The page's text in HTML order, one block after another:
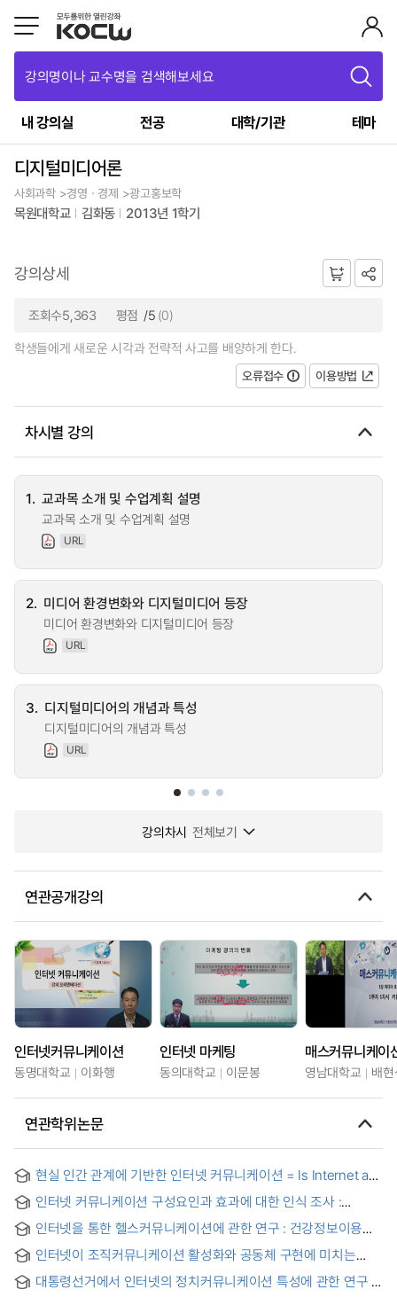
강의명이나 교수명을 검색해보세요
내 강의실 전공 대학/기관 테마
디지털미디어론
사회과학 >경영ㆍ경제 >광고홍보학
목원대학교 김화동 2013년 1학기
강의상세
조회수5,363 평점 /5 (0)
학생들에게 새로운 시각과 전략적 사고를 배양하게 한다.
오류접수
이용방법
차시별 강의
1. 교과목 소개 및 수업계획 설명
교과목 소개 및 수업계획 설명
URL
2. 미디어 환경변화와 디지털미디어 등장
미디어 환경변화와 디지털미디어 등장
URL
3. 디지털미디어의 개념과 특성
디지털미디어의 개념과 특성
URL
강의차시 전체보기
연관공개강의
인터넷커뮤니케이션
동명대학교 이화행
인터넷 마케팅
동의대학교 이문봉
매스커뮤니케이
영남대학교 배
연관학위논문
현실 인간 관계에 기반한 인터넷 커뮤니케이션 = Is Internet a
tool to revitalize the real human relationship or a new world
where people make the new human relationship?
인터넷 커뮤니케이션 구성요인과 효과에 대한 인식 조사 :
커뮤니케이션 채널로써 호텔 종사자의 인터넷 활용을 중심으로
= (A) study on the recognition of the internet
communication factor and the effectiveness
인터넷을 통한 헬스커뮤니케이션에 관한 연구 : 건강정보이용
인식분석을 중심으로 = (A)study on health communication
through Internet : focused on cognition analysis of health
lnformation use
인터넷이 조직커뮤니케이션 활성화와 공동체 구현에 미치는
영향 연구
대통령선거에서 인터넷의 정치커뮤니케이션 특성에 관한 연구 :